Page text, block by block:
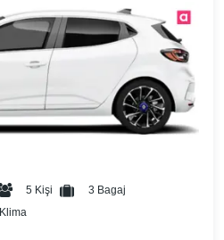
5 Kişi
3 Bagaj
Klima